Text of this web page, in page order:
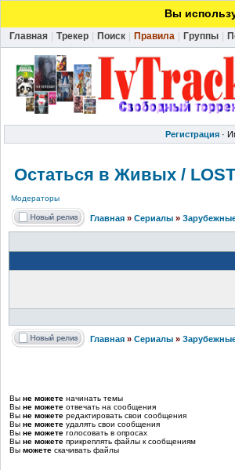
Вы
Главная Трекер Поиск Правила Группы
Регистрация ·
Остаться в Живых /
Модераторы
Главная » Сериалы »
Главная » Сериалы »
Вы не можете начинать темы
Вы не можете отвечать на сообщения
Вы не можете редактировать свои сообщения
Вы не можете удалять свои сообщения
Вы не можете голосовать в опросах
Вы не можете прикреплять файлы к сообщениям
Вы можете скачивать файлы